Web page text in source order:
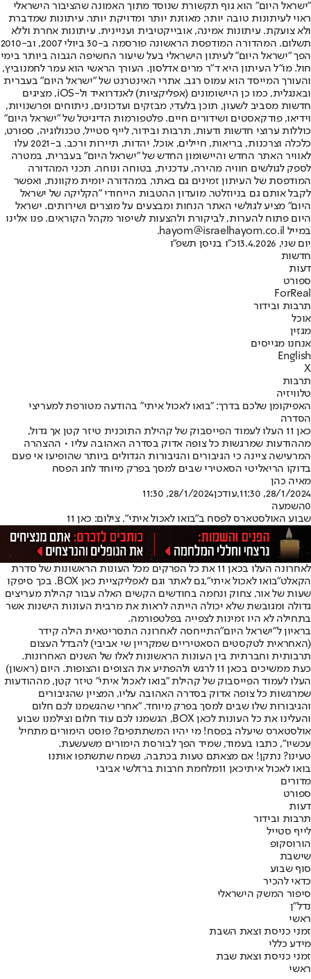
"ישראל היום" הוא גוף תקשורת שנוסד מתוך האמונה שהציבור הישראלי
ראוי לעיתונות טובה יותר, מאוזנת יותר ומדויקת יותר. עיתונות שמדברת
ולא צועקת. עיתונות אמינה, אובייקטיבית ועניינית. עיתונות אחרת וללא
תשלום. המהדורה המודפסת הראשונה פורסמה ב-30 ביולי 2007, וב-2010
הפך "ישראל היום" לעיתון הישראלי בעל שיעור החשיפה הגבוה ביותר בימי
חול. מו"ל העיתון היא ד"ר מרים אדלסון. העורך הראשי הוא עמר לחמנוביץ,
והעורך המייסד הוא עמוס רגב. אתרי האינטרנט של "ישראל היום" בעברית
ובאנגלית, כמו כן היישומונים (אפליקציות) לאנדרואיד ול-iOS, מציגים
חדשות מסביב לשעון, תוכן בלעדי, מבזקים ועדכונים, ניתוחים ופרשנויות,
וידיאו, פודקאסטים ושידורים חיים. פלטפורמות הדיגיטל של "ישראל היום"
כוללות ערוצי חדשות ודעות, תרבות ובידור, לייף סטייל, טכנולוגיה, ספורט,
כלכלה וצרכנות, בריאות, חיילים, אוכל, יהדות, תיירות ורכב. ב-2021 עלו
לאוויר האתר החדש והיישומון החדש של "ישראל היום" בעברית, במטרה
לספק לגולשים חוויה מהירה, עדכנית, בטוחה ונוחה. תכני המהדורה
המודפסת של העיתון זמינים גם באתר, במהדורה יומית מקוונת, ואפשר
לקבל אותם גם בניוזלטר. מועדון ההטבות הייחודי "הקליקה של ישראל
היום" מציע לגולשי האתר הנחות ומבצעים על מוצרים ושירותים. ישראל
היום פתוח להערות, לביקורת ולהצעות לשיפור מקהל הקוראים. פנו אלינו
במייל hayom@israelhayom.co.il.
יום שני, 13.4.2026
כ"ו בניסן תשפ"ו
חדשות
דעות
ספורט
ForReal
תרבות ובידור
אוכל
מגזין
אנחנו מגייסים
English
X
תרבות
טלוויזיה
האפיקומן שלכם בדרך: "בואו לאכול איתי" בהודעה מטורפת למעריצי
הסדרה
כאן 11 העלו לעמוד הפייסבוק של קהילת התוכנית טיזר קטן אך גדול,
מההודעות שמרגשות כל צופה אדוק בסדרה האהובה עליו • ההצהרה
המרעישה ציינה כי הגיבורים והגיבורות הגדולים ביותר שהופיעו אי פעם
בדוקו הריאליטי הסאטירי שבים למסך בפרק מיוחד לחג הפסח
מאיה כהן
28/1/2024, 11:30
,עודכן28/1/2024, 11:30
0השמעה
שבוע האולסטארס לפסח ב"בואו לאכול איתי". צילום: כאן 11
לאחרונה העלו בכאן 11 את כל הפרקים מכל העונות הראשונות של סדרת
הקאלט"בואו לאכול איתי",
גם לאתר וגם לאפליקציית כאן BOX. בכך סיפקו
שעות של אור, צחוק ונחמה בחודשים הקשים האלה עבור קהילת מעריצים
גדולה ומגובשת שלא יכולה הייתה לראות את מרבית העונות הישנות אשר
בתחילה לא היו זמינות לצפייה בפלטפורמה.
בראיון ל"ישראל היום"התייחסה לאחרונה התסריטאית הילה קידר
(האחראית לטקסטים הסאטיריים שמקריין שי אביבי) להבדל העצום
תרבותית וחברתית בין העונות הראשונות לאלו של השנים האחרונות.
כעת ממשיכים בכאן 11 לרגש ולהפתיע את הצופים והצופות. היום (ראשון)
העלו לעמוד הפייסבוק של קהילת "בואו לאכול איתי" טיזר קטן, מההודעות
שמרגשות כל צופה אדוק בסדרה האהובה עליו, המציין שהגיבורים
והגיבורות שלו שבים למסך בפרק מיוחד. "אחרי שהגשמנו לכם חלום
והעלינו את כל העונות לכאן BOX, הגשמנו לכם עוד חלום וצילמנו שבוע
אולסטארס שיעלה בפסח! מי יהיו המשתתפים? פוסט הימורים מתחיל
עכשיו", כתבו בעמוד, שמיד הפך לבורסת הימורים משעשעת.
טעינו? נתקן! אם מצאתם טעות בכתבה, נשמח שתשתפו אותנו
בואו לאכול איתיכאן 11 מלחמת חרבות ברזלשי אביבי
מדורים
ספורט
דעות
תרבות ובידור
לייף סטייל
הורוסקופ
שישבת
סוף שבוע
כדאי להכיר
סיפור המשק הישראלי
נדל"ן
ראשי
זמני כניסת וצאת השבת
מידע כללי
זמני כניסת וצאת שבת
ראשי